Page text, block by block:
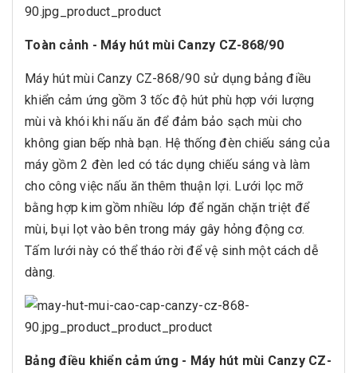
Toàn cảnh - Máy hút mùi Canzy CZ-868/90
Máy hút mùi Canzy CZ-868/90 sử dụng bảng điều
khiển cảm ứng gồm 3 tốc độ hút phù hợp với lượng
mùi và khói khi nấu ăn để đảm bảo sạch mùi cho
không gian bếp nhà bạn. Hệ thống đèn chiếu sáng của
máy gồm 2 đèn led có tác dụng chiếu sáng và làm
cho công việc nấu ăn thêm thuận lợi. Lưới lọc mỡ
bằng hợp kim gồm nhiều lớp để ngăn chặn triệt để
mùi, bụi lọt vào bên trong máy gây hỏng động cơ.
Tấm lưới này có thể tháo rời để vệ sinh một cách dễ
dàng.
Bảng điều khiển cảm ứng - Máy hút mùi Canzy CZ-